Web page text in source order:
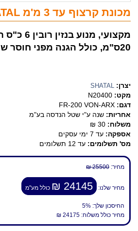
מכונת קרצוף עד 3 מ'מ SHATAL
מקצועי,
20ס"מ, כולל הגנה מפני חוסר שמן.
יצרן: SHATAL
מקט: N20400
דגם: FR-200 VON-ARX
אחריות: שנה ע"י שטל הנדסה בע"מ
משלוח: 30 ₪
אספקה: עד 7 ימי עסקים
מס' תשלומים: עד 12 תשלומים
מחיר: 25500 ₪
מחיר שלנו: 24145 ₪ כולל מע"מ
החיסכון שלך: 5%
מחיר כולל משלוח: 24175 ₪